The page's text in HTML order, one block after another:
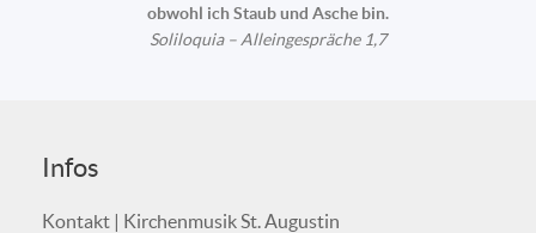
obwohl ich Staub und Asche bin.
Soliloquia – Alleingespräche 1,7
Infos
Kontakt | Kirchenmusik St. Augustin